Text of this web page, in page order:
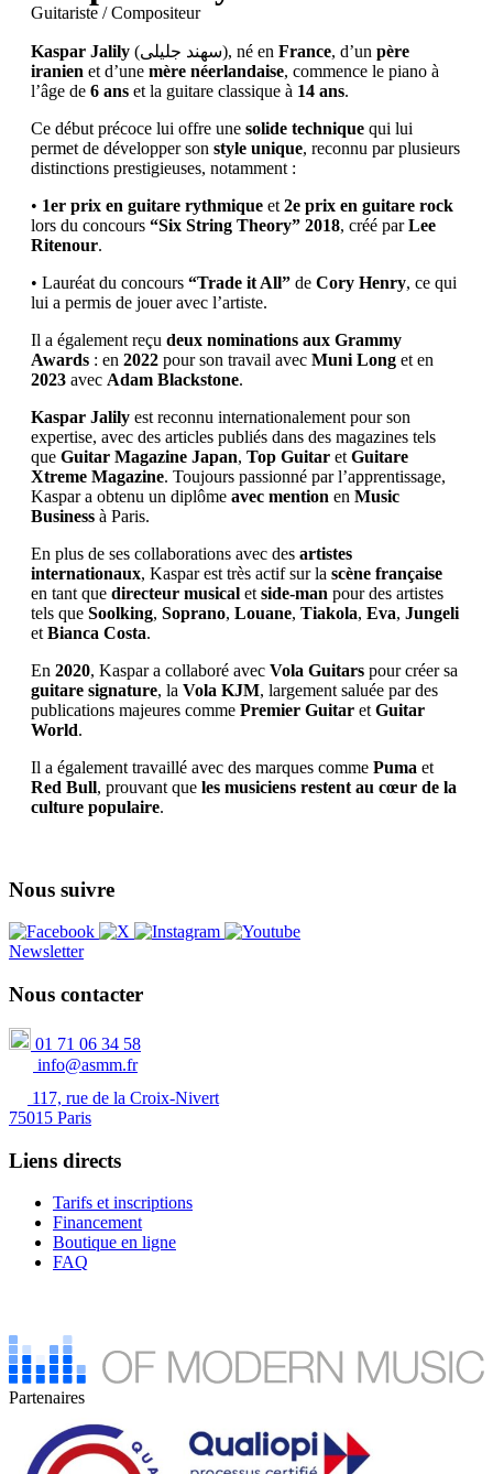
Guitariste / Compositeur
Kaspar Jalily (سهند جلیلی), né en France, d’un père
iranien et d’une mère néerlandaise, commence le piano à
l’âge de 6 ans et la guitare classique à 14 ans.
Ce début précoce lui offre une solide technique qui lui
permet de développer son style unique, reconnu par plusieurs
distinctions prestigieuses, notamment :
• 1er prix en guitare rythmique et 2e prix en guitare rock
lors du concours “Six String Theory” 2018, créé parLee
Ritenour.
• Lauréat du concours “Trade it All” de Cory Henry, ce qui
lui a permis de jouer avec l’artiste.
Il a également reçu deux nominations aux Grammy
Awards : en 2022 pour son travail avec Muni Long et en
2023 avec Adam Blackstone.
Kaspar Jalily est reconnu internationalement pour son
expertise, avec des articles publiés dans des magazines tels
que Guitar Magazine Japan, Top Guitar et Guitare
Xtreme Magazine. Toujours passionné par l’apprentissage,
Kaspar a obtenu un diplôme avec mention en Music
Business à Paris.
En plus de ses collaborations avec des artistes
internationaux, Kaspar est très actif sur la scène française
en tant que directeur musical et side-man pour des artistes
tels que Soolking, Soprano, Louane, Tiakola, Eva, Jungeli
et Bianca Costa.
En 2020, Kaspar a collaboré avec Vola Guitars pour créer sa
guitare signature, la Vola KJM, largement saluée par des
publications majeures comme Premier Guitar et Guitar
World.
Il a également travaillé avec des marques comme Puma et
Red Bull, prouvant que les musiciens restent au cœur de la
culture populaire.
Nous suivre
Newsletter
Nous contacter
01 71 06 34 58
info@asmm.fr
117, rue de la Croix-Nivert
75015 Paris
Liens directs
Tarifs et inscriptions
Financement
Boutique en ligne
FAQ
Partenaires